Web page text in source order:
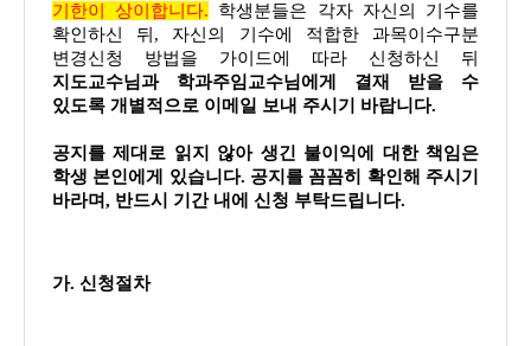
기한이 상이합니다.
학생분들은 각자 자신의 기수를
확인하신 뒤, 자신의 기수에 적합한 과목이수구분
변경신청 방법을 가이드에 따라 신청하신 뒤
지도교수님과 학과주임교수님에게 결재 받을 수
있도록 개별적으로 이메일 보내 주시기 바랍니다.
공지를 제대로 읽지 않아 생긴 불이익에 대한 책임은
학생 본인에게 있습니다. 공지를 꼼꼼히 확인해 주시기
바라며, 반드시 기간 내에 신청 부탁드립니다.
가. 신청절차